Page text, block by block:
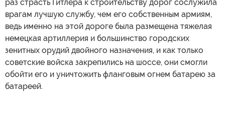
раз страсть Гитлера к строительству дорог сослужила
врагам лучшую службу, чем его собственным армиям,
ведь именно на этой дороге была размещена тяжелая
немецкая артиллерия и большинство городских
зенитных орудий двойного назначения, и как только
советские войска закрепились на шоссе, они смогли
обойти его и уничтожить фланговым огнем батарею за
батареей.